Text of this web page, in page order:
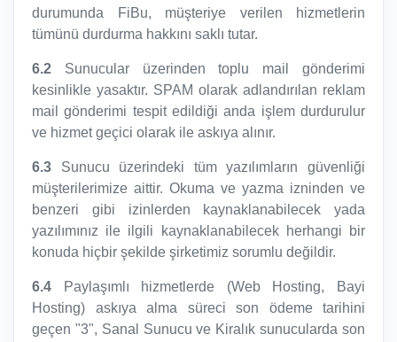
durumunda FiBu, müşteriye verilen hizmetlerin
tümünü durdurma hakkını saklı tutar.
6.2 Sunucular üzerinden toplu mail gönderimi
kesinlikle yasaktır. SPAM olarak adlandırılan reklam
mail gönderimi tespit edildiği anda işlem durdurulur
ve hizmet geçici olarak ile askıya alınır.
6.3 Sunucu üzerindeki tüm yazılımların güvenliği
müşterilerimize aittir. Okuma ve yazma izninden ve
benzeri gibi izinlerden kaynaklanabilecek yada
yazılımınız ile ilgili kaynaklanabilecek herhangi bir
konuda hiçbir şekilde şirketimiz sorumlu değildir.
6.4 Paylaşımlı hizmetlerde (Web Hosting, Bayi
Hosting) askıya alma süreci son ödeme tarihini
geçen "3", Sanal Sunucu ve Kiralık sunucularda son